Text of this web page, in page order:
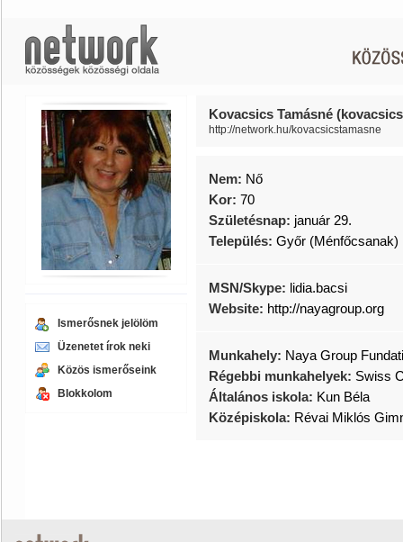
Ismerősnek jelölöm
Üzenetet írok neki
Közös ismerőseink
Blokkolom
Kovacsics Tamásné
http://network.hu/kovacsicstamasne
Nem: Nő
Kor: 70
Születésnap: január 29.
Település: Győr (Ménfőcsanak)
MSN/Skype: lidia.bacsi
Website: http://nayagroup.org
Munkahely: Naya Group
Régebbi munkahelyek: Swiss
Általános iskola: Kun Béla
Középiskola: Révai Miklós